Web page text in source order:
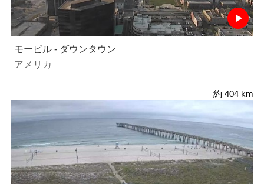
モービル - ダウンタウン
アメリカ
約 404 km